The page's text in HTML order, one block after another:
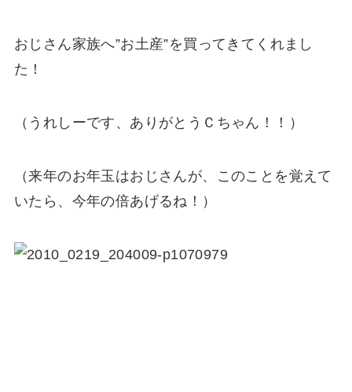
おじさん家族へ”お土産”を買ってきてくれまし
た！
（うれしーです、ありがとうＣちゃん！！）
（来年のお年玉はおじさんが、このことを覚えて
いたら、今年の倍あげるね！）